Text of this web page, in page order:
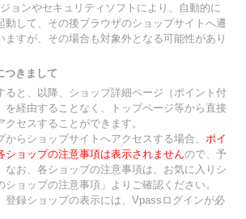
ョンやセキュリティソフトにより、自動的に
動して、その後ブラウザのショップサイトへ遷
ますが、その場合も対象外となる可能性があり
つきまして
ると、以降、ショップ詳細ページ（ポイント付
を経由することなく、トップページ等から直接
セスすることができます。
からショップサイトへアクセスする場合、 ポイ
ショップの注意事項は表示されませんので、予
なお、各ショップの注意事項は、お気に入りシ
ショップの注意事項」よりご確認ください。
登録ショップの表示には、Vpassログインが必